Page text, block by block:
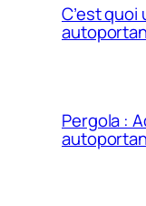
C’est
Pergola :